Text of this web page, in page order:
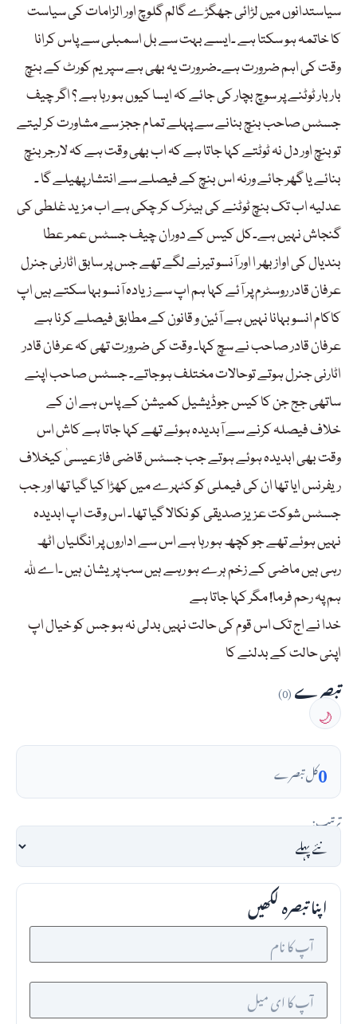
سیاستدانوں میں لڑائی جھگڑے گالم گلوچ اور الزامات کی سیاست
کا خاتمہ ہو سکتا ہے ۔ایسے بہت سے بل اسمبلی سے پاس کرانا
وقت کی اہم ضرورت ہے۔ضرورت یہ بھی ہے سپریم کورٹ کے بنچ
بار بار ٹوٹنے پر سوچ بچار کی جائے کہ ایسا کیوں ہو رہا ہے ؟ اگر چیف
جسٹس صاحب بنچ بنانے سے پہلے تمام ججز سے مشاورت کر لیتے
تو بنچ اور دل نہ ٹوٹتے کہا جاتا ہے کہ اب بھی وقت ہے کہ لارجر بنچ
بنائے یا گھر جائے ورنہ اس بنچ کے فیصلے سے انتشار پھیلے گا ۔
عدلیہ اب تک بنچ ٹوٹنے کی ہیٹرک کر چکی ہے اب مزید غلطی کی
گنجاش نہیں ہے۔کل کیس کے دوران چیف جسٹس عمر عطا
بندیال کی اواز بھر ا اور آنسو تیرنے لگے تھے جس پر سابق اٹارنی جنرل
عرفان قادر روسٹرم پر آئے کہا ہم اپ سے زیادہ آنسو بہا سکتے ہیں اپ
کاکام انسو بہانا نہیں ہے آئین و قانون کے مطابق فیصلے کرنا ہے
عرفان قادر صاحب نے سچ کہا۔ وقت کی ضرورت تھی کہ عرفان قادر
اٹارنی جنرل ہوتے توحالات مختلف ہوجاتے۔ جسٹس صاحب اپنے
ساتھی جج جن کا کیس جوڈیشیل کمیشن کے پاس ہے ان کے
خلاف فیصلہ کرنے سے آبدیدہ ہوئے تھے کہا جاتا ہے کاش اس
وقت بھی ابدیدہ ہوئے ہوتے جب جسٹس قاضی فاز عیسیٰ کیخلاف
ریفرنس ایا تھا ان کی فیملی کو کٹہرے میں کھڑا کیا گیا تھا اور جب
جسٹس شوکت عزیز صدیقی کو نکالا گیا تھا۔ اس وقت اپ ابدیدہ
نہیں ہوئے تھے جو کچھ ہو رہا ہے اس سے اداروں پر انگلیاں اٹھ
رہی ہیں ماضی کے زخم ہرے ہو رہے ہیں سب پریشان ہیں ۔اے للہ
ہم پہ رحم فرما! مگر کہا جاتا ہے
خدا نے اج تک اس قوم کی حالت نہیں بدلی نہ ہو جس کو خیال اپ
اپنی حالت کے بدلنے کا
تبصرے(0)
🌙
0کل تبصرے
ترتیب:
اپنا تبصرہ لکھیں